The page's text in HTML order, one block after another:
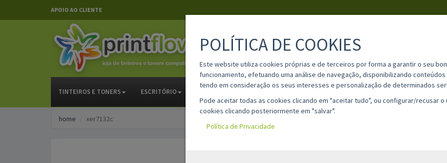
APOIO AO CLIENTE
TINTEIROS E TONERS ESCRITÓRIO MATERIAL ESCOLAR INFORMAÇÕES
home xer7132c
POLÍTICA DE COOKIES
Este website utiliza cookies próprias e de terceiros por forma a garantir o seu
funcionamento, efetuando uma análise de navegação, disponibilizando
tendo em consideração os seus interesses e personalização de determinados
Pode aceitar todas as cookies clicando em "aceitar tudo", ou configurar/recusar o
cookies clicando posteriormente em "salvar".
Política de Privacidade